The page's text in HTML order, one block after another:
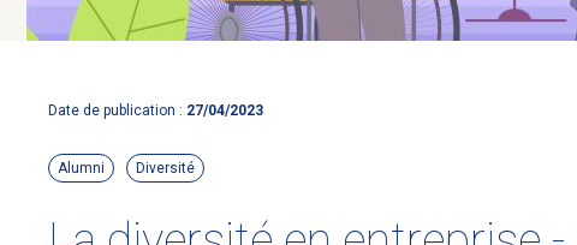
Date de publication : 27/04/2023
Alumni Diversité